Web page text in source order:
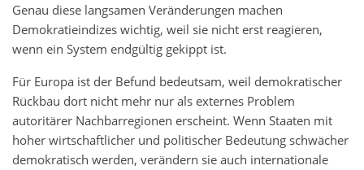
Genau diese langsamen Veränderungen machen
Demokratieindizes wichtig, weil sie nicht erst reagieren,
wenn ein System endgültig gekippt ist.
Für Europa ist der Befund bedeutsam, weil demokratischer
Rückbau dort nicht mehr nur als externes Problem
autoritärer Nachbarregionen erscheint. Wenn Staaten mit
hoher wirtschaftlicher und politischer Bedeutung schwächer
demokratisch werden, verändern sie auch internationale